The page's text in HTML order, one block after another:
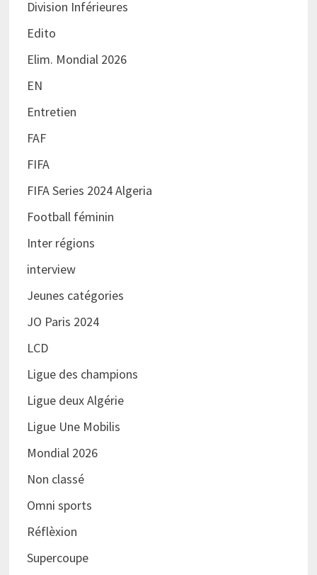
Division Inférieures
Edito
Elim. Mondial 2026
EN
Entretien
FAF
FIFA
FIFA Series 2024 Algeria
Football féminin
Inter régions
interview
Jeunes catégories
JO Paris 2024
LCD
Ligue des champions
Ligue deux Algérie
Ligue Une Mobilis
Mondial 2026
Non classé
Omni sports
Réflèxion
Supercoupe